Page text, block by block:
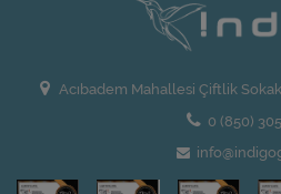
Acıbadem Mahallesi Çiftlik
0 (850)